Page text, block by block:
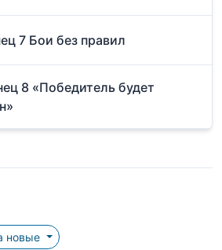
7 Бои без правил
8 «Победитель будет
новые